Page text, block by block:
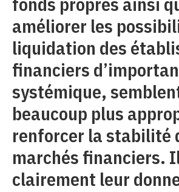
améliorer les
liquidation des
financiers
systémique,
beaucoup plus
renforcer la stabilité
marchés financiers.
clairement leur